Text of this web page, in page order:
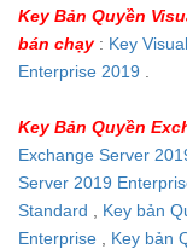
Key Bản Quyền
bán chạy: Key
Enterprise 2019
Key Bản Quyền
Exchange Server
Server 2019
Standard
Key bản
Enterprise
Key bản